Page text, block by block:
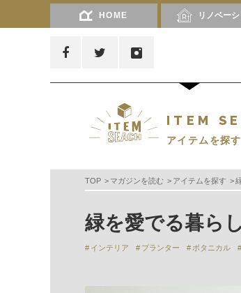
HOME リノベー
ITEM
アイテムを探す
TOP マガジンを読む アイテムを探す
緑を愛でる暮ら
インテリア プランター ボタニカル